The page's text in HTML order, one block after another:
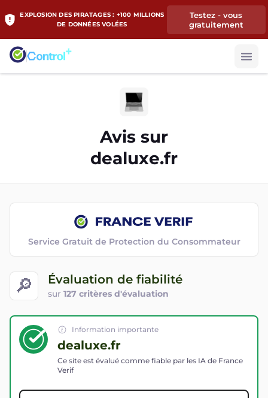
EXPLOSION DES PIRATAGES : +100 MILLIONS
DE DONNÉES VOLÉES
Testez - vous
gratuitement
Avis sur
dealuxe.fr
🔎 Évaluation de fiabilité
sur 127 critères d'évaluation
Service Gratuit de Protection du Consommateur
Information importante
dealuxe.fr
Ce site est évalué comme fiable par les IA de France
Verif